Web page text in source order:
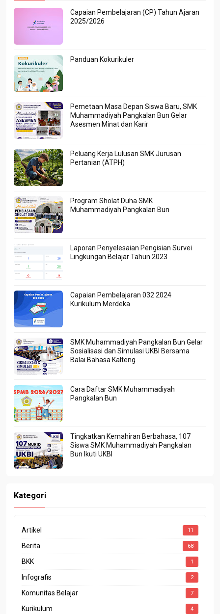
Capaian Pembelajaran (CP) Tahun Ajaran
2025/2026
Panduan Kokurikuler
Pemetaan Masa Depan Siswa Baru, SMK
Muhammadiyah Pangkalan Bun Gelar
Asesmen Minat dan Karir
Peluang Kerja Lulusan SMK Jurusan
Pertanian (ATPH)
Program Sholat Duha SMK
Muhammadiyah Pangkalan Bun
Laporan Penyelesaian Pengisian Survei
Lingkungan Belajar Tahun 2023
Capaian Pembelajaran 032 2024
Kurikulum Merdeka
SMK Muhammadiyah Pangkalan Bun Gelar
Sosialisasi dan Simulasi UKBI Bersama
Balai Bahasa Kalteng
Cara Daftar SMK Muhammadiyah
Pangkalan Bun
Tingkatkan Kemahiran Berbahasa, 107
Siswa SMK Muhammadiyah Pangkalan
Bun Ikuti UKBI
Kategori
Artikel 11
Berita 68
BKK 1
Infografis 2
Komunitas Belajar 7
Kurikulum 4